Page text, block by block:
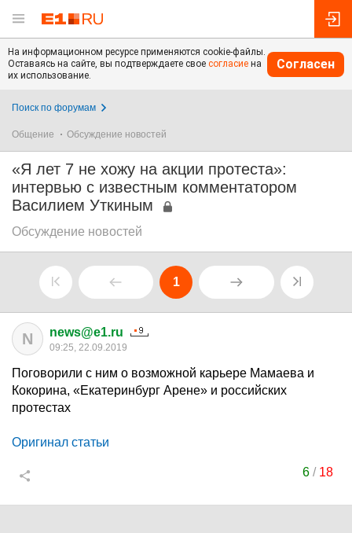
На информационном ресурсе применяются cookie-файлы.
Оставаясь на сайте, вы подтверждаете свое согласие на
их использование.
Согласен
Поиск по форумам
Общение Обсуждение новостей
«Я лет 7 не хожу на акции протеста»:
интервью с известным комментатором
Василием Уткиным
Обсуждение новостей
1
N news@e1.ru
09:25, 22.09.2019
Поговорили с ним о возможной карьере Мамаева и
Кокорина, «Екатеринбург Арене» и российских
протестах
Оригинал статьи
6 / 18